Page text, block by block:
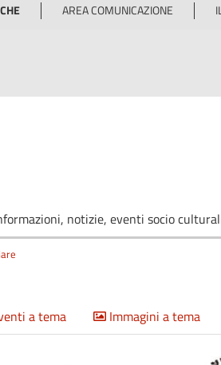
AREA COMUNICAZIONE
notizie, eventi socio
a tema Immagini a tema